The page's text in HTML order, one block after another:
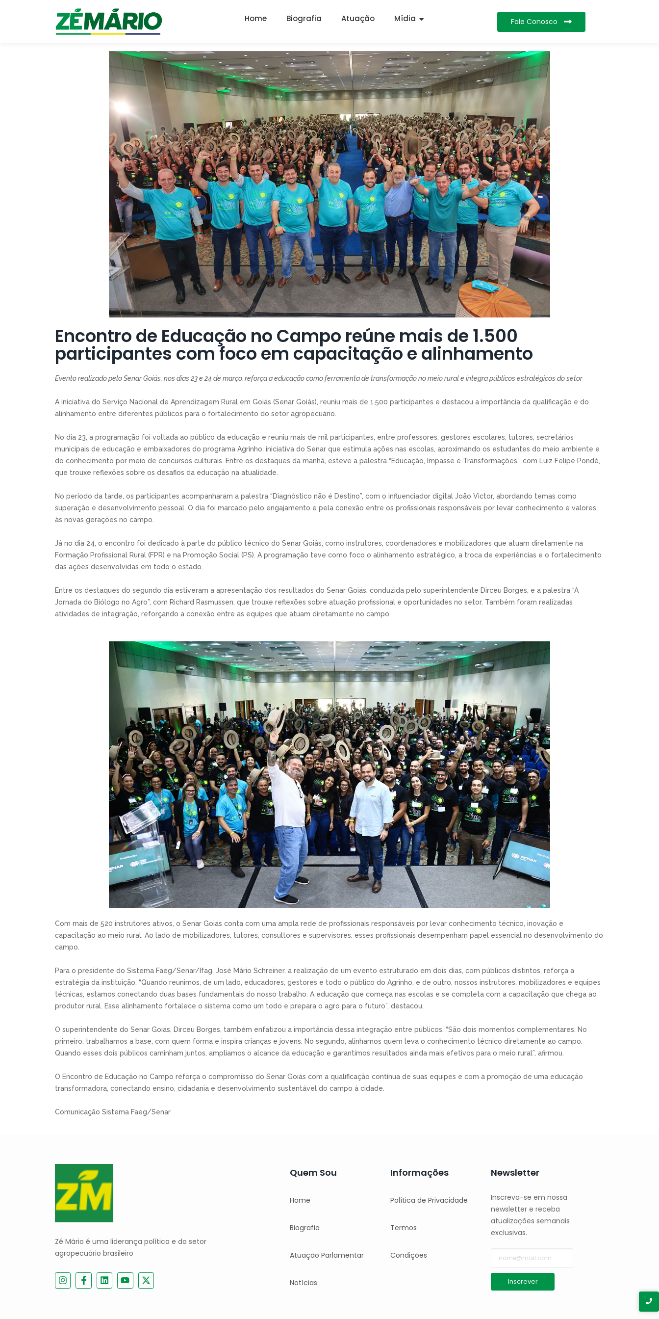
Home Biografia Atuação Mídia Fale Conosco
menu pegajoso
Encontro de Educação no Campo reúne mais de 1.500
participantes com foco em capacitação e alinhamento
Evento realizado pelo Senar Goiás, nos dias 23 e 24 de março, reforça a educação como ferramenta de transformação no meio rural e integra públicos estratégicos do setor
A iniciativa do Serviço Nacional de Aprendizagem Rural em Goiás (Senar Goiás), reuniu mais de 1.500 participantes e destacou a importância da qualificação e do
alinhamento entre diferentes públicos para o fortalecimento do setor agropecuário.
No dia 23, a programação foi voltada ao público da educação e reuniu mais de mil participantes, entre professores, gestores escolares, tutores, secretários
municipais de educação e embaixadores do programa Agrinho, iniciativa do Senar que estimula ações nas escolas, aproximando os estudantes do meio ambiente e
do conhecimento por meio de concursos culturais. Entre os destaques da manhã, esteve a palestra “Educação, Impasse e Transformações”, com Luiz Felipe Pondé,
que trouxe reflexões sobre os desafios da educação na atualidade.
No período da tarde, os participantes acompanharam a palestra “Diagnóstico não é Destino”, com o influenciador digital João Victor, abordando temas como
superação e desenvolvimento pessoal. O dia foi marcado pelo engajamento e pela conexão entre os profissionais responsáveis por levar conhecimento e valores
às novas gerações no campo.
Já no dia 24, o encontro foi dedicado à parte do público técnico do Senar Goiás, como instrutores, coordenadores e mobilizadores que atuam diretamente na
Formação Profissional Rural (FPR) e na Promoção Social (PS). A programação teve como foco o alinhamento estratégico, a troca de experiências e o fortalecimento
das ações desenvolvidas em todo o estado.
Entre os destaques do segundo dia estiveram a apresentação dos resultados do Senar Goiás, conduzida pelo superintendente Dirceu Borges, e a palestra “A
Jornada do Biólogo no Agro”, com Richard Rasmussen, que trouxe reflexões sobre atuação profissional e oportunidades no setor. Também foram realizadas
atividades de integração, reforçando a conexão entre as equipes que atuam diretamente no campo.
Com mais de 520 instrutores ativos, o Senar Goiás conta com uma ampla rede de profissionais responsáveis por levar conhecimento técnico, inovação e
capacitação ao meio rural. Ao lado de mobilizadores, tutores, consultores e supervisores, esses profissionais desempenham papel essencial no desenvolvimento do
campo.
Para o presidente do Sistema Faeg/Senar/Ifag, José Mário Schreiner, a realização de um evento estruturado em dois dias, com públicos distintos, reforça a
estratégia da instituição. “Quando reunimos, de um lado, educadores, gestores e todo o público do Agrinho, e de outro, nossos instrutores, mobilizadores e equipes
técnicas, estamos conectando duas bases fundamentais do nosso trabalho. A educação que começa nas escolas e se completa com a capacitação que chega ao
produtor rural. Esse alinhamento fortalece o sistema como um todo e prepara o agro para o futuro”, destacou.
O superintendente do Senar Goiás, Dirceu Borges, também enfatizou a importância dessa integração entre públicos. “São dois momentos complementares. No
primeiro, trabalhamos a base, com quem forma e inspira crianças e jovens. No segundo, alinhamos quem leva o conhecimento técnico diretamente ao campo.
Quando esses dois públicos caminham juntos, ampliamos o alcance da educação e garantimos resultados ainda mais efetivos para o meio rural”, afirmou.
O Encontro de Educação no Campo reforça o compromisso do Senar Goiás com a qualificação contínua de suas equipes e com a promoção de uma educação
transformadora, conectando ensino, cidadania e desenvolvimento sustentável do campo à cidade.
Comunicação Sistema Faeg/Senar
Zé Mário é uma liderança política e do setor
agropecuário brasileiro
Quem Sou
Home
Biografia
Atuação Parlamentar
Notícias
Informações
Política de Privacidade
Termos
Condições
Newsletter
Inscreva-se em nossa
newsletter e receba
atualizações semanais
exclusivas.
Inscrever